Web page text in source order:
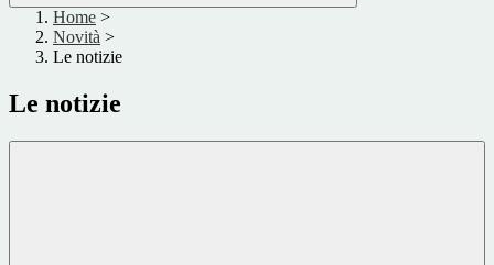
Home >
Novità >
Le notizie
Le notizie